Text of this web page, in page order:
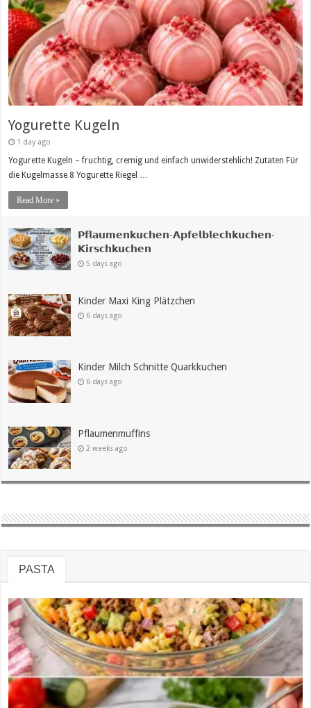
Yogurette Kugeln
1 day ago
Yogurette Kugeln – fruchtig, cremig und einfach unwiderstehlich! Zutaten Für
die Kugelmasse 8 Yogurette Riegel …
Read More »
𝗣𝗳𝗹𝗮𝘂𝗺𝗲𝗻𝗸𝘂𝗰𝗵𝗲𝗻-𝗔𝗽𝗳𝗲𝗹𝗯𝗹𝗲𝗰𝗵𝗸𝘂𝗰𝗵𝗲𝗻-
𝗞𝗶𝗿𝘀𝗰𝗵𝗸𝘂𝗰𝗵𝗲𝗻
5 days ago
Kinder Maxi King Plätzchen
6 days ago
Kinder Milch Schnitte Quarkkuchen
6 days ago
Pflaumenmuffins
2 weeks ago
PASTA